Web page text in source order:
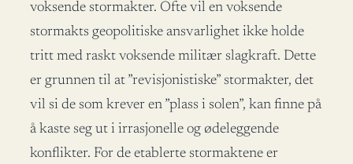
voksende stormakter. Ofte vil en voksende
stormakts geopolitiske ansvarlighet ikke holde
tritt med raskt voksende militær slagkraft. Dette
er grunnen til at ”revisjonistiske” stormakter, det
vil si de som krever en ”plass i solen”, kan finne på
å kaste seg ut i irrasjonelle og ødeleggende
konflikter. For de etablerte stormaktene er